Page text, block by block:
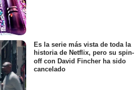
Es la serie más vista de toda la
historia de Netflix, pero su spin-
off con David Fincher ha sido
cancelado